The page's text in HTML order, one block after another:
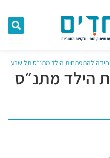
יחידה להתפתחות הילד מתנ״ס תל שבע
הילד מתנ״ס